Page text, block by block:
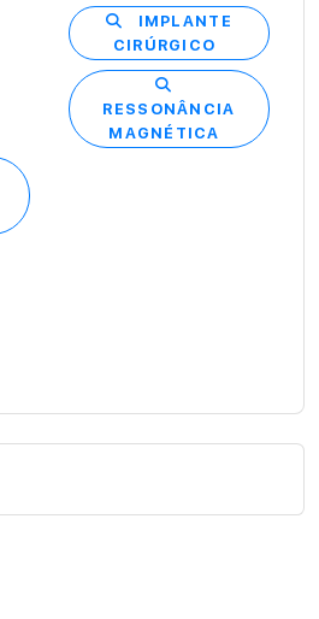
IMPLANTE
CIRÚRGICO
RESSONÂNCIA
MAGNÉTICA